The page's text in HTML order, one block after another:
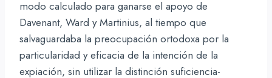
modo calculado para ganarse el apoyo de
Davenant, Ward y Martinius, al tiempo que
salvaguardaba la preocupación ortodoxa por la
particularidad y eficacia de la intención de la
expiación, sin utilizar la distinción suficiencia-